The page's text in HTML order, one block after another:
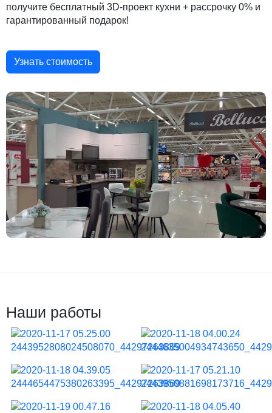
получите бесплатный 3D-проект кухни + рассрочку 0% и
гарантированный подарок!
Узнать стоимость
Наши работы